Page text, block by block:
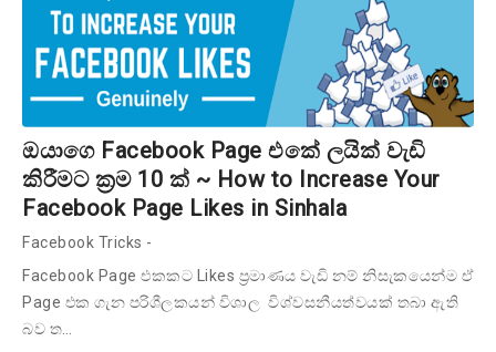
ඔයාගෙ Facebook Page එකේ ලයික් වැඩි
කිරීමට ක්‍රම 10 ක් ~ How to Increase Your
Facebook Page Likes in Sinhala
Facebook Tricks -
Facebook Page එකකට Likes ප්‍රමාණය වැඩි නම් නිසැකයෙන්ම ඒ
Page එක ගැන පරිශීලකයන් විශාල විශ්වසනීයත්වයක් තබා ඇති
බව ත…